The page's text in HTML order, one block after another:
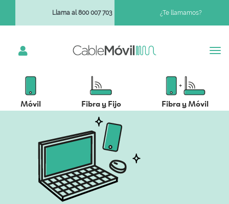
Llama al 800 007 703 ¿Te llamamos?
Móvil Fibra y Fijo Fibra y Móvil